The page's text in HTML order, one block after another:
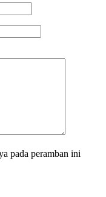
pada peramban ini